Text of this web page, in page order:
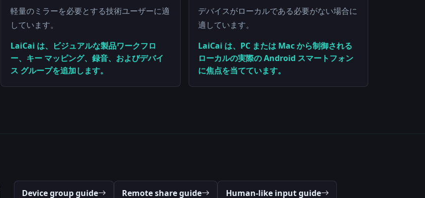
軽量のミラーを必要とする技術ユーザーに適
しています。
LaiCai は、ビジュアルな製品ワークフロ
ー、キー マッピング、録音、およびデバイ
ス グループを追加します。
デバイスがローカルである必要がない場合に
適しています。
LaiCai は、PC または Mac から制御される
ローカルの実際の Android スマートフォン
に焦点を当てています。
Device group guide Remote share guide Human-like input guide